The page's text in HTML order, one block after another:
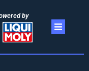
by